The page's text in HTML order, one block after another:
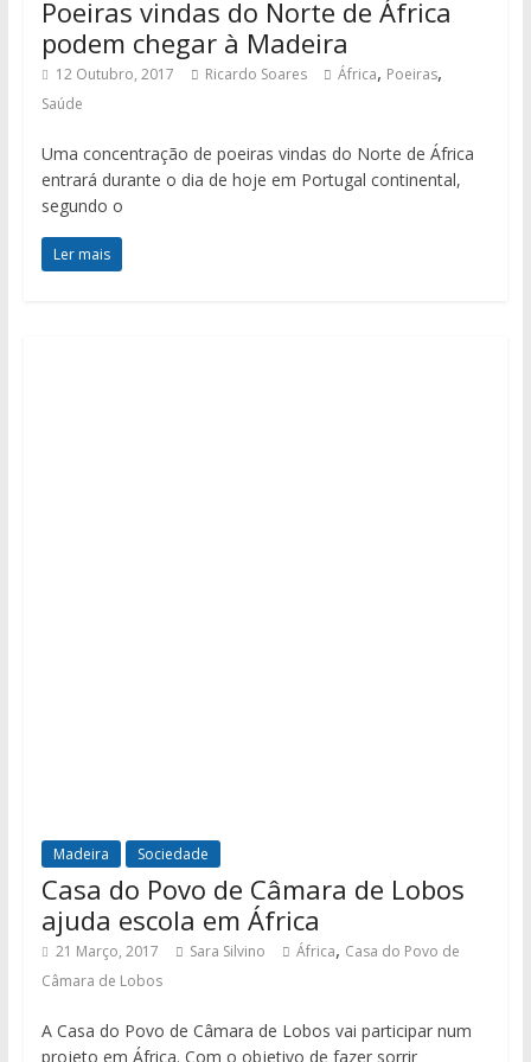
Poeiras vindas do Norte de África
podem chegar à Madeira
12 Outubro, 2017 Ricardo Soares África, Poeiras,
Saúde
Uma concentração de poeiras vindas do Norte de África
entrará durante o dia de hoje em Portugal continental,
segundo o
Ler mais
Madeira Sociedade
Casa do Povo de Câmara de Lobos
ajuda escola em África
21 Março, 2017 Sara Silvino África, Casa do Povo de
Câmara de Lobos
A Casa do Povo de Câmara de Lobos vai participar num
projeto em África. Com o objetivo de fazer sorrir